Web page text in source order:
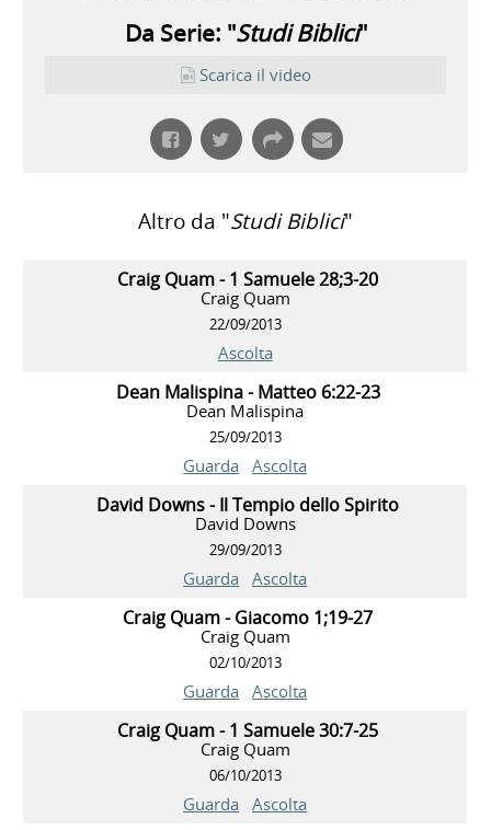
Da Serie: "Studi Biblici"
Scarica il video
Altro da "Studi Biblici"
Craig Quam - 1 Samuele 28;3-20
Craig Quam
22/09/2013
Ascolta
Dean Malispina - Matteo 6:22-23
Dean Malispina
25/09/2013
Guarda Ascolta
David Downs - Il Tempio dello Spirito
David Downs
29/09/2013
Guarda Ascolta
Craig Quam - Giacomo 1;19-27
Craig Quam
02/10/2013
Guarda Ascolta
Craig Quam - 1 Samuele 30:7-25
Craig Quam
06/10/2013
Guarda Ascolta